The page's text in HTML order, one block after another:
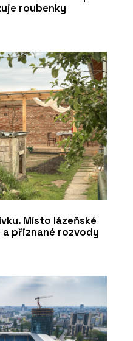
roubenky
Místo lázeňské
přiznané rozvody